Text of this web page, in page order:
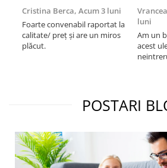
Cristina Berca, Acum 3 luni
Foarte convenabil raportat la
calitate/ preț și are un miros
plăcut.
luni
Am un
acest
treia
mult
POSTARI